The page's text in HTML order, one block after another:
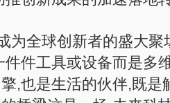
为全球创新者的盛大
件件工具或设备而是多
,也是生活的伙伴,既是